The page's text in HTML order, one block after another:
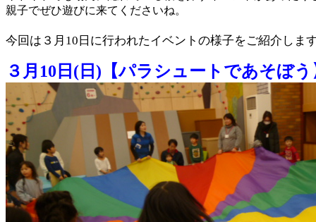
親子でぜひ遊びに来てくださいね。
今回は３月10日に行われたイベントの様子をご紹介しま
３月10日(日)【パラシュートであそぼう